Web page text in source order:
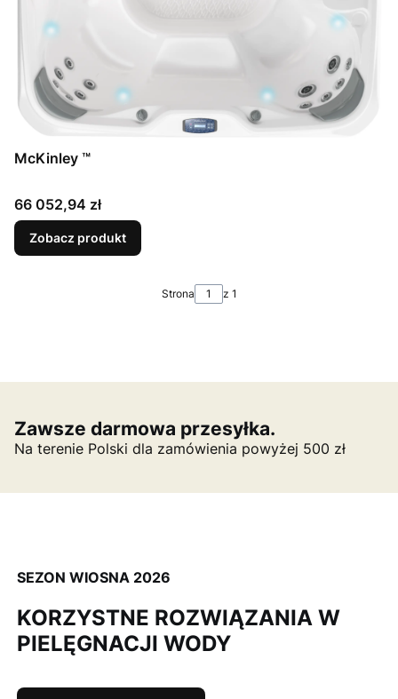
McKinley ™
Cena
66 052,94 zł
Zobacz produkt
Strona z 1
Zawsze darmowa przesyłka.
Na terenie Polski dla zamówienia powyżej 500 zł
SEZON WIOSNA 2026
KORZYSTNE ROZWIĄZANIA W
PIELĘGNACJI WODY